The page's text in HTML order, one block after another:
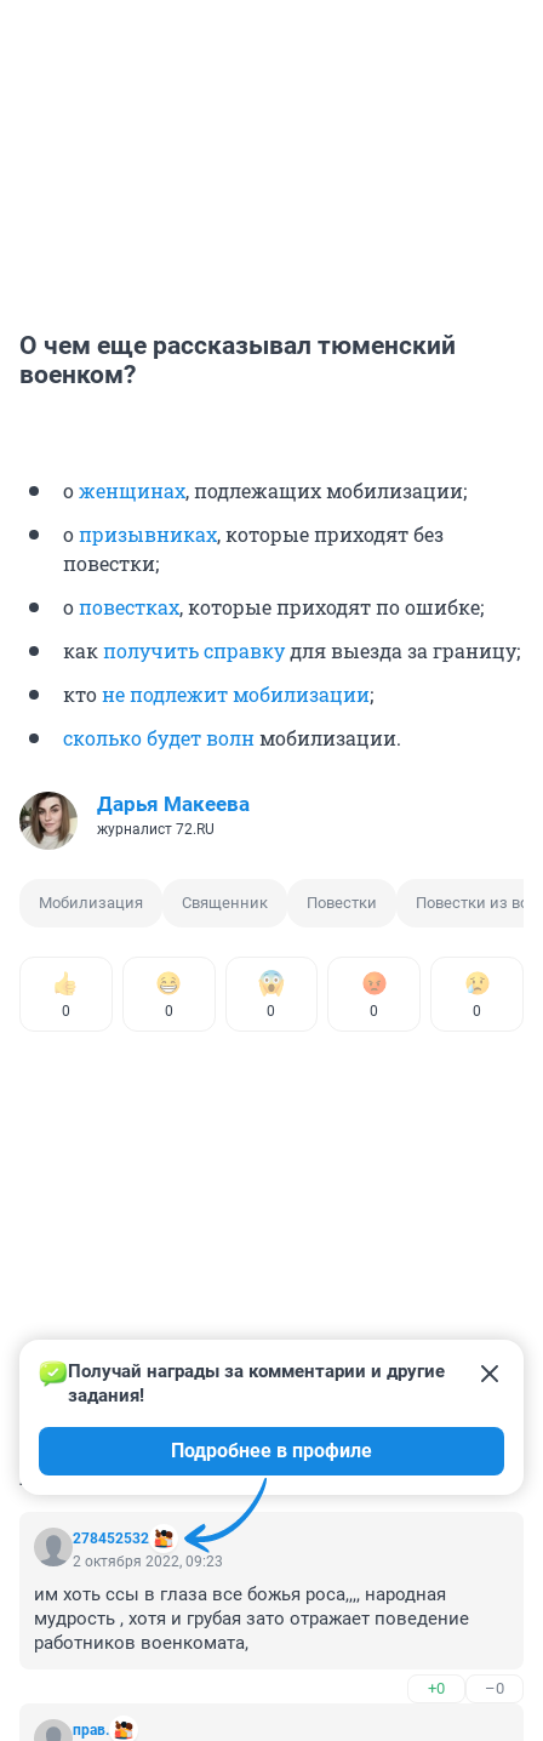
О чем еще рассказывал тюменский
военком?
оженщинах, подлежащих мобилизации;
опризывниках, которые приходят без
повестки;
оповестках, которые приходят по ошибке;
какполучить справкудля выезда за границу;
ктоне подлежит мобилизации;
сколько будет волнмобилизации.
Дарья Макеева
журналист 72.RU
Мобилизация Священник Повестки Повестки из
0 0 0 0 0
КОММЕНТАРИИ 14
278452532
Получай награды за комментарии и другие
задания!
Подробнее в профиле
2 октября 2022, 09:23
им хоть ссы в глаза все божья роса,,,, народная
мудрость , хотя и грубая зато отражает поведение
работников военкомата,
+0 –0
прав.